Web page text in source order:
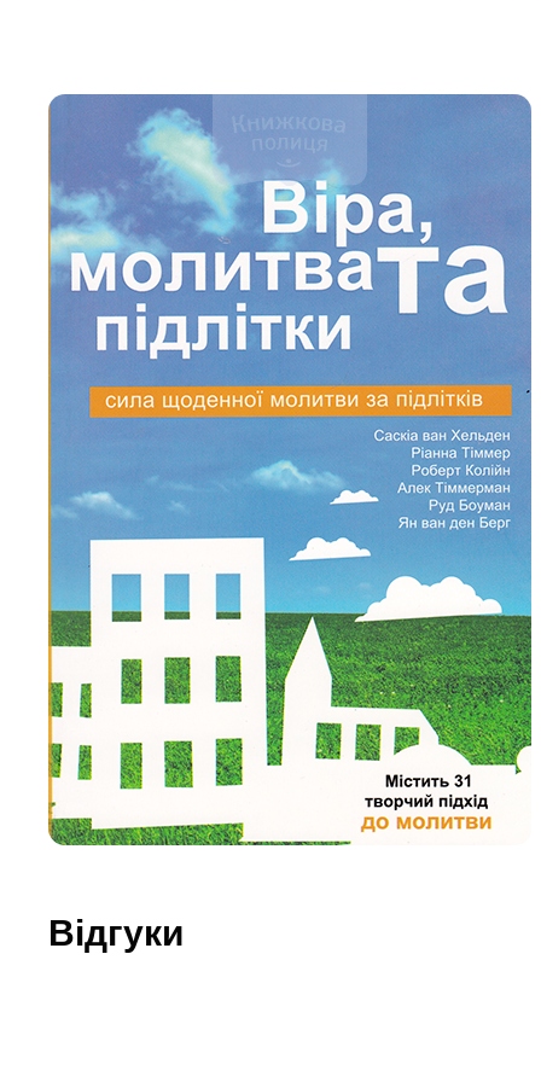
Новинки
Свіжі надходження, актуальна
література та нові автори на нашій
полиці.
Історія
Шлюб і
Юдаїзм
Огляд
Відгуки